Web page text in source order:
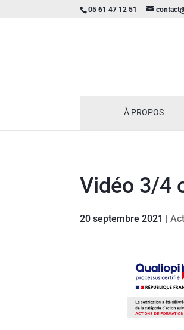
05 61 47 12 51
À PROPOS
Vidéo 3/4
20 septembre 2021 |